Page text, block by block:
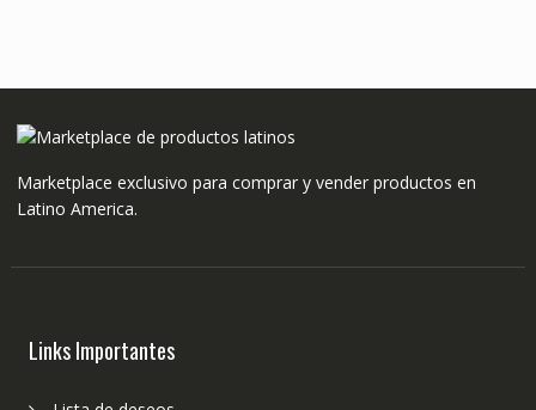
Marketplace exclusivo para comprar y vender productos en
Latino America.
Links Importantes